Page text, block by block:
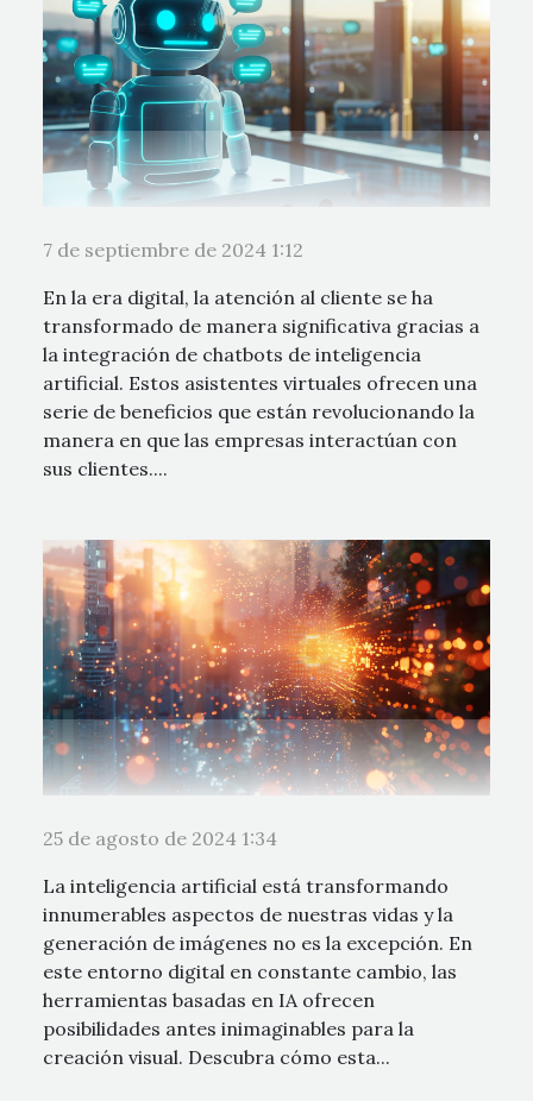
7 de septiembre de 2024 1:12
En la era digital, la atención al cliente se ha
transformado de manera significativa gracias a
la integración de chatbots de inteligencia
artificial. Estos asistentes virtuales ofrecen una
serie de beneficios que están revolucionando la
manera en que las empresas interactúan con
sus clientes....
25 de agosto de 2024 1:34
La inteligencia artificial está transformando
innumerables aspectos de nuestras vidas y la
generación de imágenes no es la excepción. En
este entorno digital en constante cambio, las
herramientas basadas en IA ofrecen
posibilidades antes inimaginables para la
creación visual. Descubra cómo esta...